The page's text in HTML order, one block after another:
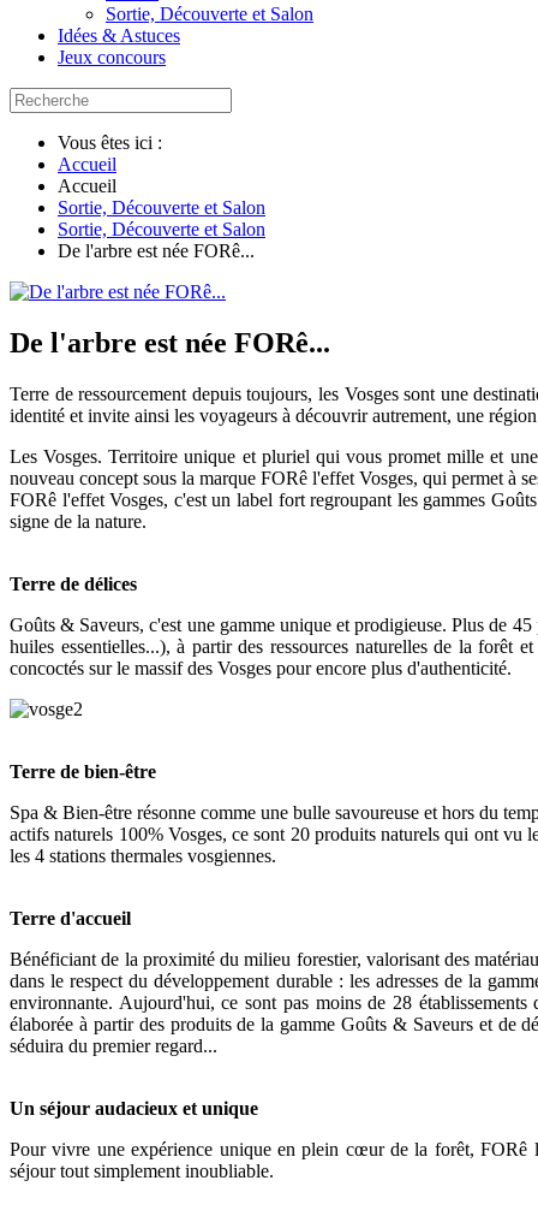
Sortie, Découverte et Salon
Idées & Astuces
Jeux concours
Vous êtes ici :
Accueil
Accueil
Sortie, Découverte et Salon
Sortie, Découverte et Salon
De l'arbre est née FORê...
De l'arbre est née FORê...
Terre de ressourcement depuis toujours, les Vosges sont une
identité et invite ainsi les voyageurs à découvrir autrement, une
Les Vosges. Territoire unique et pluriel qui vous promet mille et
nouveau concept sous la marque FORê l'effet Vosges, qui permet à
FORê l'effet Vosges, c'est un label fort regroupant les gammes
signe de la nature.
Terre de délices
Goûts & Saveurs, c'est une gamme unique et prodigieuse. Plus de
huiles essentielles...), à partir des ressources naturelles de la forêt
concoctés sur le massif des Vosges pour encore plus d'authenticité.
Terre de bien-être
Spa & Bien-être résonne comme une bulle savoureuse et hors du
actifs naturels 100% Vosges, ce sont 20 produits naturels qui ont vu
les 4 stations thermales vosgiennes.
Terre d'accueil
Bénéficiant de la proximité du milieu forestier, valorisant des
dans le respect du développement durable : les adresses de la
environnante. Aujourd'hui, ce sont pas moins de 28
élaborée à partir des produits de la gamme Goûts & Saveurs et de
séduira du premier regard...
Un séjour audacieux et unique
Pour vivre une expérience unique en plein cœur de la forêt, FORê
séjour tout simplement inoubliable.